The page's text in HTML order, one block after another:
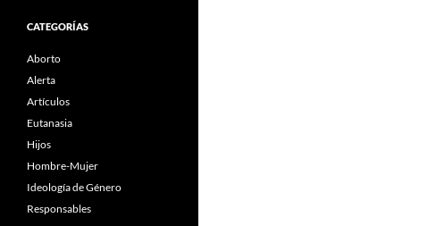
CATEGORÍAS
Aborto
Alerta
Artículos
Eutanasia
Hijos
Hombre-Mujer
Ideología de Género
Responsables